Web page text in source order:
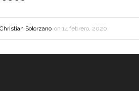
Christian Solorzano on 14 febrero, 2020